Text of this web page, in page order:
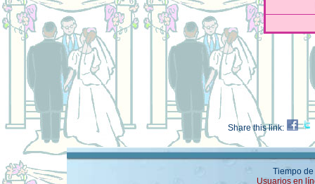
Share this link:
Tiempo
Usuarios en